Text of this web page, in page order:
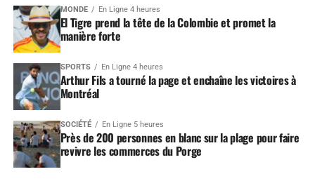
MONDE En Ligne 4 heures
El Tigre prend la tête de la Colombie et promet la
manière forte
SPORTS En Ligne 4 heures
Arthur Fils a tourné la page et enchaîne les victoires à
Montréal
SOCIÉTÉ En Ligne 5 heures
Près de 200 personnes en blanc sur la plage pour faire
revivre les commerces du Porge